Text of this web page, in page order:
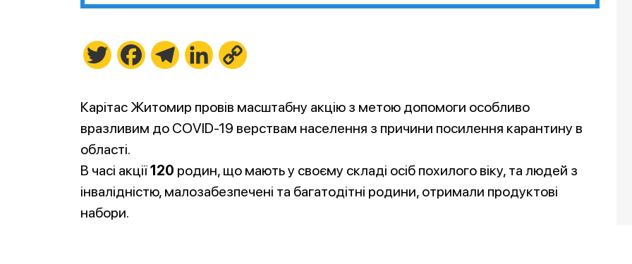
Twitter FacebookTelegramLinkedIn
Карітас Житомир провів масштабну акцію з метою допомоги особливо
вразливим до COVID-19 верствам населення з причини посилення карантину в
області.
В часі акції120 родин, що мають у своєму складі осіб похилого віку, та людей з
інвалідністю, малозабезпечені та багатодітні родини, отримали продуктові
набори.